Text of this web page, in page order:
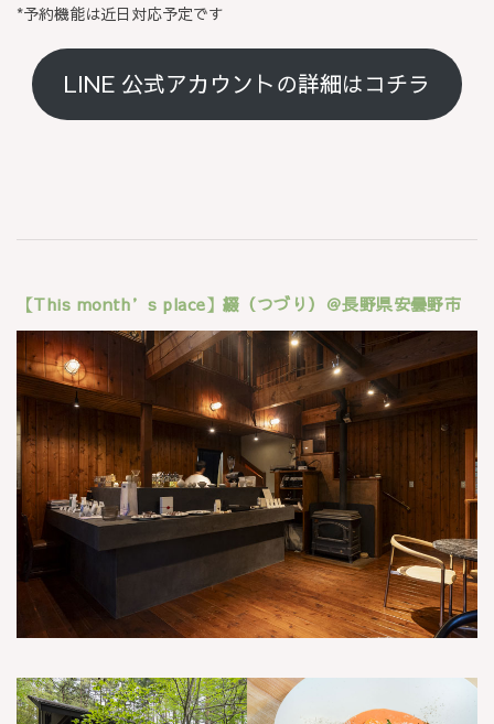
*予約機能は近日対応予定です
LINE 公式アカウントの詳細はコチラ
【This month’s place】綴（つづり）＠長野県安曇野市